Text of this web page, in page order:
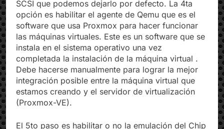
SCSI que podemos dejarlo por defecto. La 4ta
opción es habilitar el agente de Qemu que es el
software que usa Proxmox para hacer funcionar
las máquinas virtuales. Este es un software que se
instala en el sistema operativo una vez
completada la instalación de la máquina virtual .
Debe hacerse manualmente para lograr la mejor
integración posible entre la máquina virtual que
estamos creando y el servidor de virtualización